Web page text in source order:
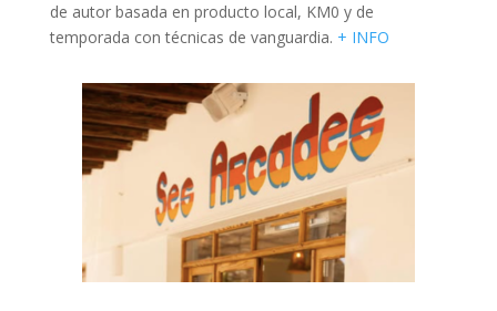
de autor basada en producto local, KM0 y de
temporada con técnicas de vanguardia. + INFO